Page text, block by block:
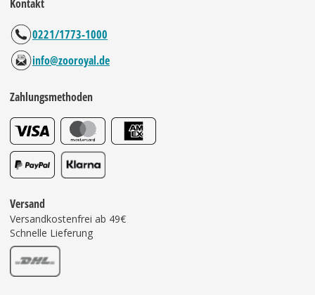
Kontakt
0221/1773-1000
info@zooroyal.de
Zahlungsmethoden
Versand
Versandkostenfrei ab 49€
Schnelle Lieferung